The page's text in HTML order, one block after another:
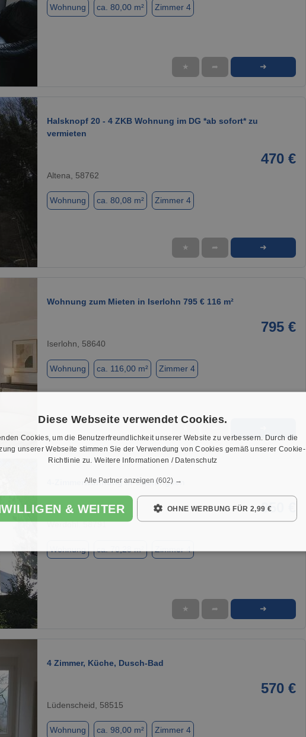
Wohnung ca. 80,00 m² Zimmer 4
★ ➦ ➜
1 / 10
Halsknopf 20 - 4 ZKB Wohnung im DG *ab sofort* zu
vermieten
470 €
Altena, 58762
Wohnung ca. 80,08 m² Zimmer 4
★ ➦ ➜
1 / 1
Wohnung zum Mieten in Iserlohn 795 € 116 m²
795 €
Iserlohn, 58640
Wohnung ca. 116,00 m² Zimmer 4
4-Zimmerwohnung in Ütterlingsen
350 €
Werdohl, 58791
Wohnung ca. 70,28 m² Zimmer 4
★ ➦ ➜
4 Zimmer, Küche, Dusch-Bad
570 €
Lüdenscheid, 58515
Wohnung ca. 98,00 m² Zimmer 4
Diese Webseite verwendet Cookies.
Cookies, um die Benutzerfreundlichkeit unserer Website zu verbessern. Durch die
unserer Webseite stimmen Sie der Verwendung von Cookies gemäß unserer Cookie-
Richtlinie zu. Weitere Informationen / Datenschutz
Alle Partner anzeigen (602) →
& WEITER OHNE WERBUNG FÜR 2,99 €